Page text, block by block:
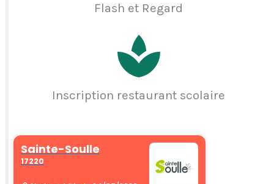
Flash et Regard
Inscription restaurant scolaire